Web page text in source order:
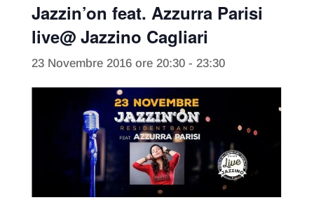
Jazzin’on feat. Azzurra Parisi
live@ Jazzino Cagliari
23 Novembre 2016 ore 20:30- 23:30